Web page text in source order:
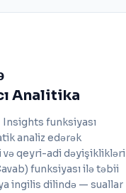
Analitika
funksiyası
analiz edərək
və qeyri-adi dəyişiklikləri
funksiyası ilə təbii
ingilis dilində — suallar